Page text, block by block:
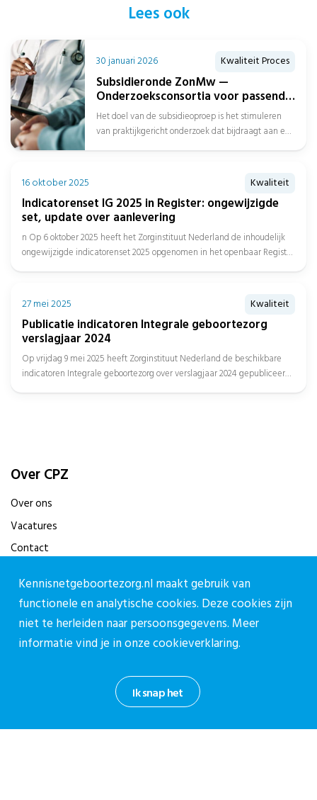
Lees ook
30 januari 2026 Kwaliteit Proces
Subsidieronde ZonMw —
Onderzoeksconsortia voor passend
zorgaanbod over de gehele
zorgketen
Het doel van de subsidieoproep is het stimuleren
van praktijkgericht onderzoek dat bijdraagt aan een
16 oktober 2025 Kwaliteit
Indicatorenset IG 2025 in Register: ongewijzigde
set, update over aanlevering
n Op 6 oktober 2025 heeft het Zorginstituut Nederland de inhoudelijk
ongewijzigde indicatorenset 2025 opgenomen in het openbaar Register
27 mei 2025 Kwaliteit
Publicatie indicatoren Integrale geboortezorg
verslagjaar 2024
Op vrijdag 9 mei 2025 heeft Zorginstituut Nederland de beschikbare
indicatoren Integrale geboortezorg over verslagjaar 2024 gepubliceerd,
Over CPZ
Over ons
Vacatures
Contact
Contact
Contactpagina
030-27 39 786
Mercatorlaan 1200, 3528 BL Utrecht
Ik snap het
Kennisnetgeboortezorg.nl maakt gebruik van
functionele en analytische cookies. Deze cookies zijn
niet te herleiden naar persoonsgegevens. Meer
informatie vind je in onzecookieverklaring.